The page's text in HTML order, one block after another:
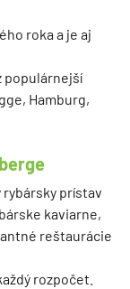
roka a je aj
populárnejší
Hamburg,
prístav
kaviarne,
reštaurácie
rozpočet.